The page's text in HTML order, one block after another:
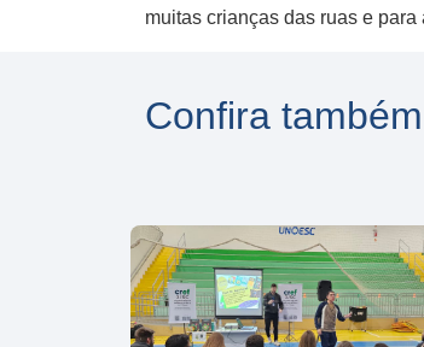
muitas crianças das ruas e
Confira também